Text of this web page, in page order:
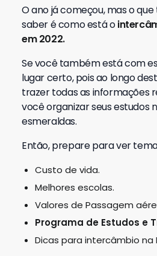
O ano já começou, mas o
saber é como está o
em 2022.
Se você também está com
lugar certo, pois ao longo
trazer todas as informações
você organizar seus estudos
esmeraldas.
Então, prepare para ver
Custo de vida.
Melhores escolas.
Valores de Passagem
Programa de Estudos e
Dicas para intercâmbio na